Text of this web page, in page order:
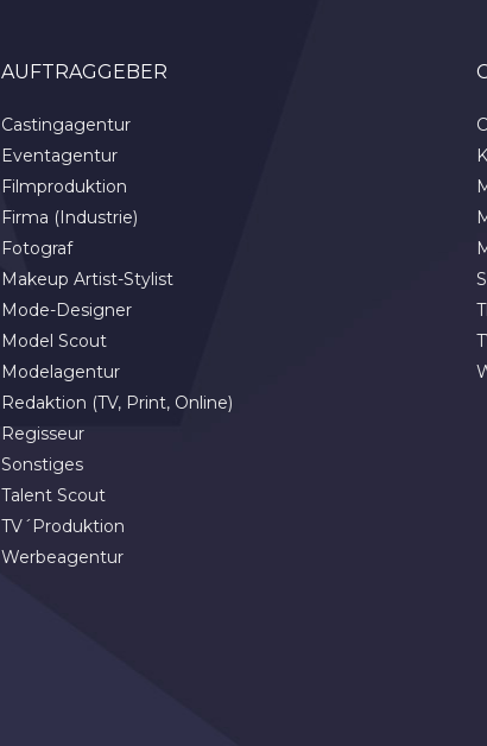
AUFTRAGGEBER
Castingagentur
Eventagentur
Filmproduktion
Firma (Industrie)
Fotograf
Makeup Artist-Stylist
Mode-Designer
Model Scout
Modelagentur
Redaktion (TV, Print, Online)
Regisseur
Sonstiges
Talent Scout
TV´Produktion
Werbeagentur